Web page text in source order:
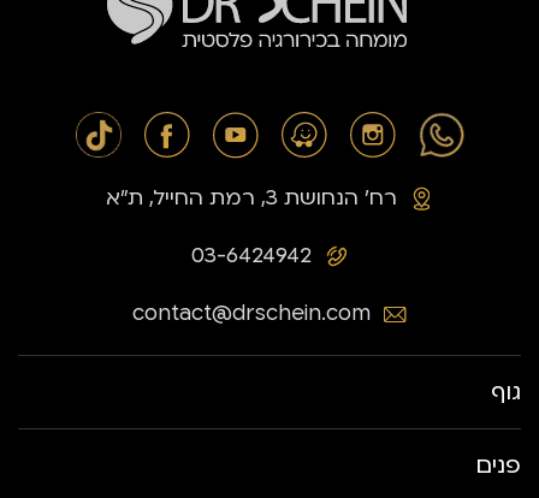
03-6424942
רח׳ הנחושת 3, רמת החייל, ת״א
contact@drschein.com
גוף
פנים